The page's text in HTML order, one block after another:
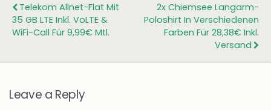
Telekom Allnet-Flat Mit
35 GB LTE Inkl. VoLTE &
WiFi-Call Für 9,99€ Mtl.
2x Chiemsee Langarm-
Poloshirt In Verschiedenen
Farben Für 28,38€ Inkl.
Versand
Leave a Reply